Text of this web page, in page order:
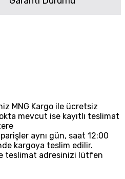
MNG Kargo ile ücretsiz
mevcut ise kayıtlı teslimat
aynı gün, saat 12:00
kargoya teslim edilir.
teslimat adresinizi lütfen